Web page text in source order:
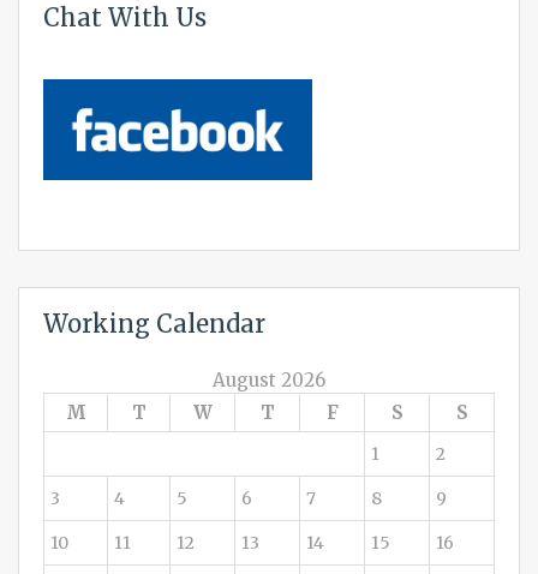
Chat With Us
Working Calendar
August 2026
M
T W T F S S
1 2
3 4 5 6 7 8 9
10 11 12 13 14 15 16